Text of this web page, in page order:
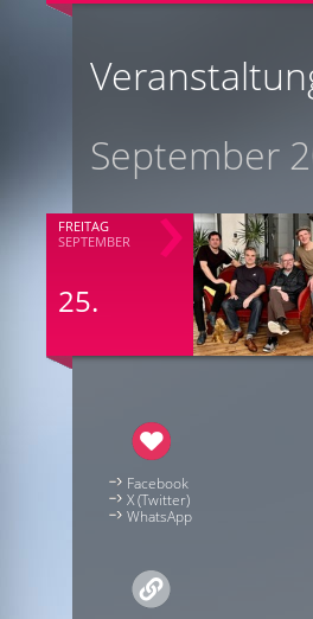
September
FREITAG
SEPTEMBER
25.
Facebook
X (Twitter)
WhatsApp